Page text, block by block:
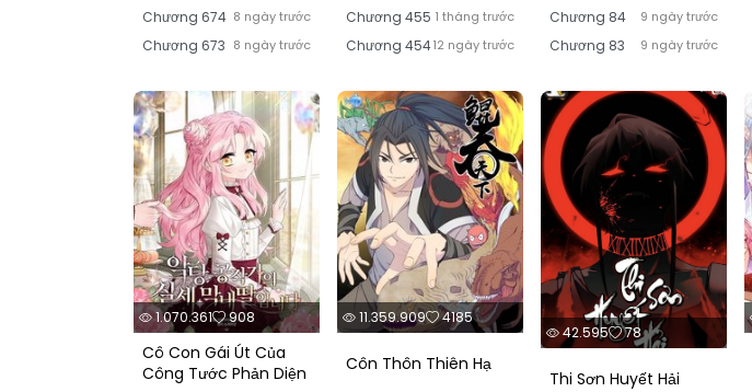
Chương 674 8 ngày trước
Chương 673 8 ngày trước
Chương 455 1 tháng trước
Chương 45412 ngày trước
Chương 84 9 ngày trước
Chương 83 9 ngày trước
1.070.361 908
Cô Con Gái Út Của
Công Tước Phản Diện
11.359.909 4185
Côn Thôn Thiên Hạ
42.595 78
Thi Sơn Huyết Hải